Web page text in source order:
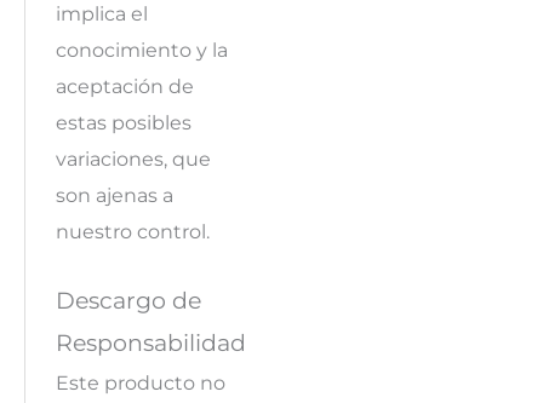
implica el
conocimiento y la
aceptación de
estas posibles
variaciones, que
son ajenas a
nuestro control.
Descargo de
Responsabilidad
Este producto no